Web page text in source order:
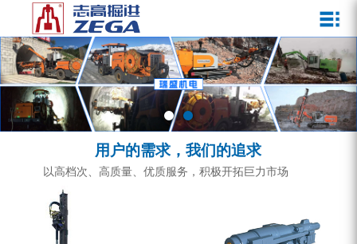
企业文化
发展历程
资质荣誉
宣传视频
公司新闻
行业动态
ZEGA一体式潜孔钻机
ZEGA地下掘进台车
ZEGA小型一体式露天钻机
ZEGA全液压顶锤钻机
零配件
服务介绍
服务中心
营销网络
用户的需求，我们的追求
以高档次、高质量、优质服务，积极开拓巨力市场